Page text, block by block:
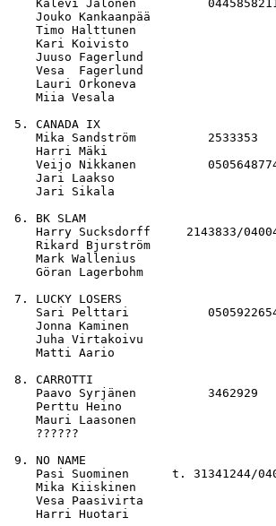
Kalevi Jalonen
Jouko Kankaanpää
Timo Halttunen
Kari Koivisto
Juuso Fagerlund
Vesa  Fagerlund
Lauri Orkoneva
Miia Vesala
5. CANADA IX
Mika Sandström          2533353
Harri Mäki
Veijo Nikkanen
Jari Laakso
Jari Sikala
6. BK SLAM
Harry Sucksdorff     2143833/
Rikard Bjurström
Mark Wallenius
Göran Lagerbohm
7. LUCKY LOSERS
Sari Pelttari
Jonna Kaminen
Juha Virtakoivu
Matti Aario
8. CARROTTI
Paavo Syrjänen          3462929
Perttu Heino
Mauri Laasonen
??????
9. NO NAME
Pasi Suominen      t. 31341244/
Mika Kiiskinen
Vesa Paasivirta
Harri Huotari